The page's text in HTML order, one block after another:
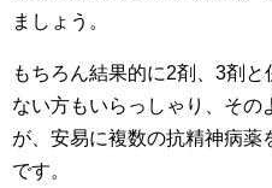
ましょう。
もちろん結果的に2剤、3剤
ない方もいらっしゃり、その
が、安易に複数の抗精神病
です。